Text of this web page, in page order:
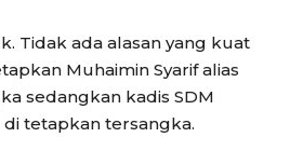
Tidak ada alasan yang kuat
Muhaimin Syarif alias
sedangkan kadis SDM
tetapkan tersangka.